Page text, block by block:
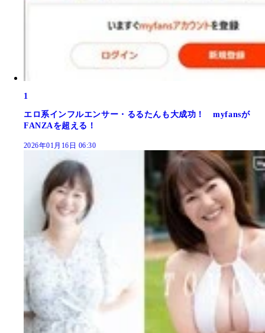
1
エロ系インフルエンサー・るるたんも大成功！ myfansが
FANZAを超える！
2026年01月16日 06:30